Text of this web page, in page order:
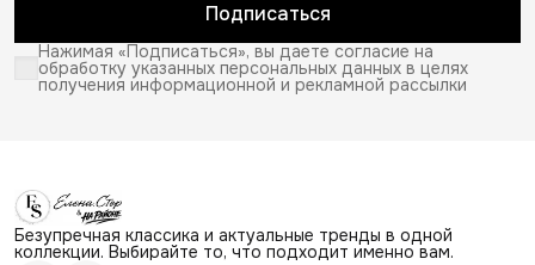
Подписаться
Нажимая «Подписаться», вы даете согласие на
обработку указанных персональных данных в целях
получения информационной и рекламной рассылки
Безупречная классика и актуальные тренды в одной
коллекции. Выбирайте то, что подходит именно вам.